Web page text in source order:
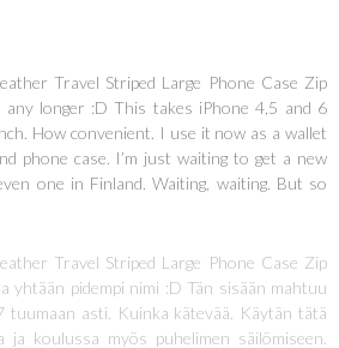
Travel Striped Large Phone Case Zip
longer :D This takes iPhone 4,5 and 6
How convenient. I use it now as a wallet
phone case. I’m just waiting to get a new
one in Finland. Waiting, waiting. But so
Travel Striped Large Phone Case Zip
yhtään pidempi nimi :D Tän sisään mahtuu
tuumaan asti. Kuinka kätevää. Käytän tätä
ja koulussa myös puhelimen säilömiseen.